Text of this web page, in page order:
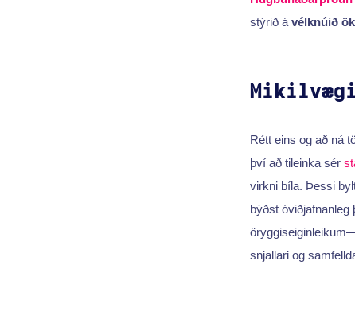
stýrið á vélknúið
Rétt eins og að ná
því að tileinka sér
virkni bíla. Þessi
býðst óviðjafnanleg
snjallari og